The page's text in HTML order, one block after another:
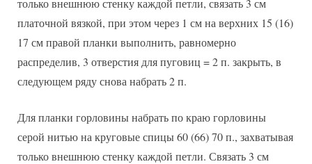
платочной вязкой, при этом через 1 см на верхних 15 (16)
17 см правой планки выполнить, равномерно
распределив, 3 отверстия для пуговиц = 2 п. закрыть, в
следующем ряду снова набрать 2 п.
Для планки горловины набрать по краю горловины
серой нитью на круговые спицы 60 (66) 70 п., захватывая
только внешнюю стенку каждой петли. Связать 3 см